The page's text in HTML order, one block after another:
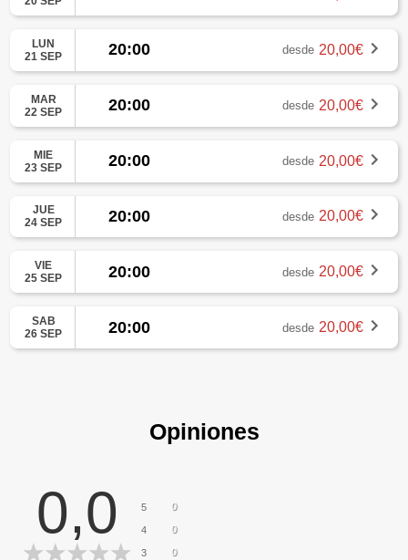
LUN
21 SEP
20:00 desde 20,00€
MAR
22 SEP
20:00 desde 20,00€
MIE
23 SEP
20:00 desde 20,00€
JUE
24 SEP
20:00 desde 20,00€
VIE
25 SEP
20:00 desde 20,00€
SAB
26 SEP
20:00 desde 20,00€
Opiniones
0,0 5 0
4 0
3 0